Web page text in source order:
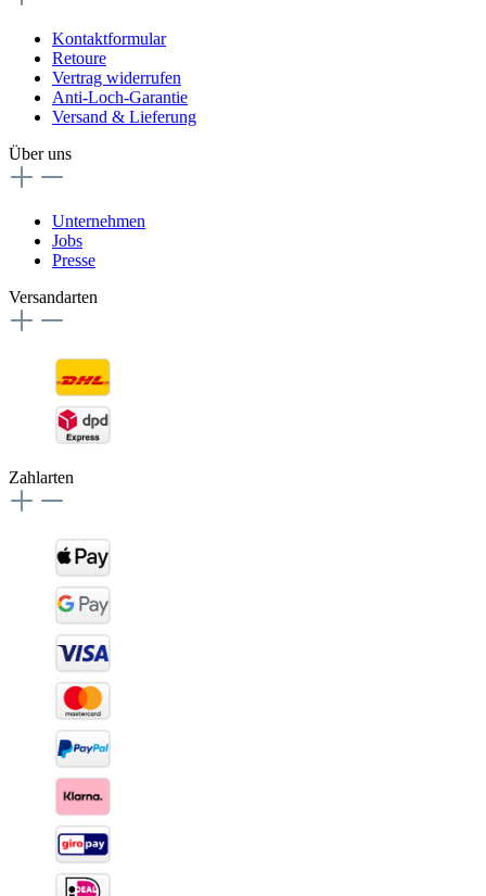
Kontaktformular
Retoure
Vertrag widerrufen
Anti-Loch-Garantie
Versand & Lieferung
Über uns
Unternehmen
Jobs
Presse
Versandarten
Zahlarten